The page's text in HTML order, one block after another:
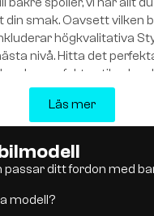
din smak. Oavsett vilken
högkvalitativa
nivå. Hitta det
den perfekta stilen hos
Läs mer
passar ditt fordon med
modell?